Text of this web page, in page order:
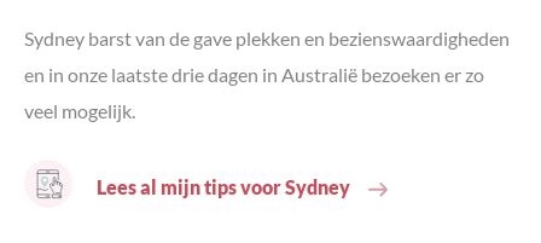
Sydney barst van de gave plekken en bezienswaardigheden
en in onze laatste drie dagen in Australië bezoeken er zo
veel mogelijk.
Lees al mijn tips voor Sydney